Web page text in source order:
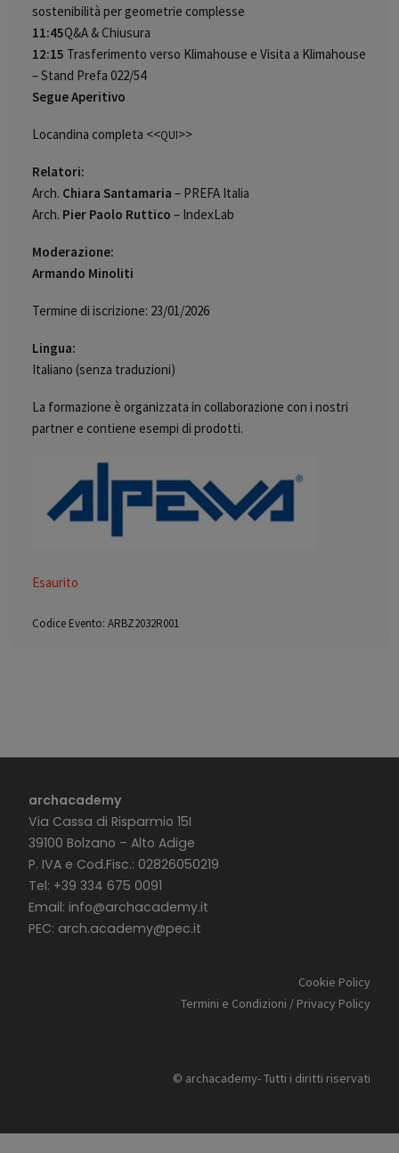
sostenibilità per geometrie complesse
11:45Q&A & Chiusura
12:15 Trasferimento verso Klimahouse e Visita a Klimahouse
– Stand Prefa 022/54
Segue Aperitivo
Locandina completa <<QUI>>
Relatori:
Arch. Chiara Santamaria – PREFA Italia
Arch. Pier Paolo Ruttico – IndexLab
Moderazione:
Armando Minoliti
Termine di iscrizione: 23/01/2026
Lingua:
Italiano (senza traduzioni)
La formazione è organizzata in collaborazione con i nostri
partner e contiene esempi di prodotti.
Esaurito
Codice Evento: ARBZ2032R001
archacademy
Via Cassa di Risparmio 15I
39100 Bolzano – Alto Adige
P. IVA e Cod.Fisc.: 02826050219
Tel: +39 334 675 0091
Email: info@archacademy.it
PEC: arch.academy@pec.it
Cookie Policy
Termini e Condizioni / Privacy Policy
© archacademy- Tutti i diritti riservati